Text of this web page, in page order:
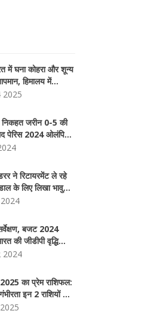
में घना कोहरा और शून्य
हिमालय में
अलर्ट
2025
निकहत जरीन 0-5 की
पेरिस 2024 ओलंपिक्स
ने रिटायरमेंट ले रहे
के लिए लिखा भावुक
का समापन
बजट 2024
की जीडीपी वृद्धि
पहुंची
2024
2025 का प्रेम राशिफल:
इन 2 राशियों के
है चुनौती
2025